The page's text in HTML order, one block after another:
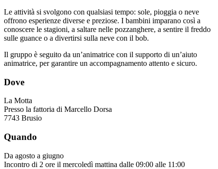
Le attività si svolgono con qualsiasi tempo: sole, pioggia o neve
offrono esperienze diverse e preziose. I bambini imparano così a
conoscere le stagioni, a saltare nelle pozzanghere, a sentire il freddo
sulle guance o a divertirsi sulla neve con il bob.
Il gruppo è seguito da un’animatrice con il supporto di un’aiuto
animatrice, per garantire un accompagnamento attento e sicuro.
Dove
La Motta
Presso la fattoria di Marcello Dorsa
7743 Brusio
Quando
Da agosto a giugno
Incontro di 2 ore il mercoledì mattina dalle 09:00 alle 11:00